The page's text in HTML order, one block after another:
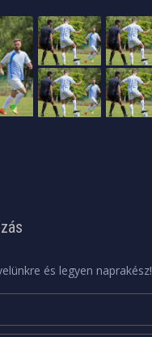
és legyen naprakész!